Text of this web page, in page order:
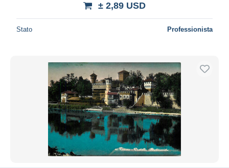
± 2,89 USD
Stato Professionista